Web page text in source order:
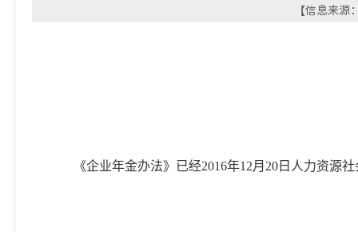
【信息来
《企业年金办法》已经2016年12月20日人力资源